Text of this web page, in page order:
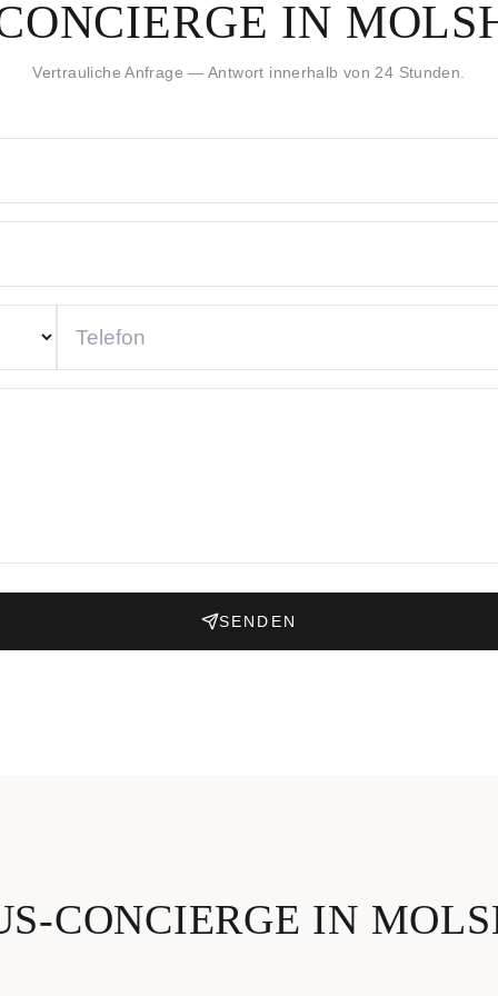
IN
Vertrauliche Anfrage — Antwort innerhalb von 24 Stunden.
SENDEN
CONCIERGE IN